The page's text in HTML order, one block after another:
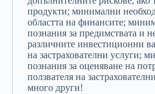
продукти; минимални
областта на финансите;
познания за предимствата и
различните инвестиционни
на застрахователни услуги;
познания за оценяване на
ползвателя на
много други!